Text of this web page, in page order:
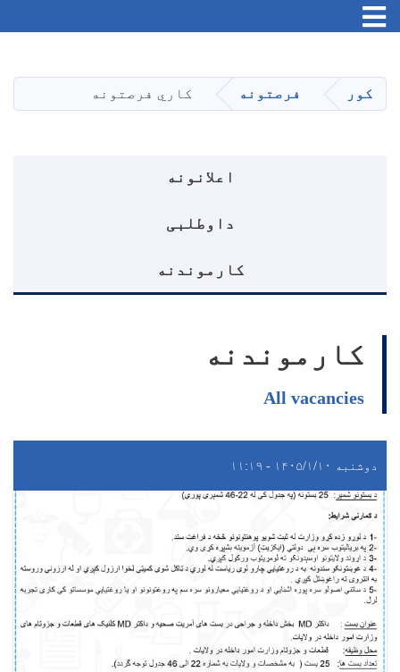
دانګل
Toggle navigation
کور فرصتونه کاري فرصتونه
اعلانونه
داوطلبی
کارموندنه
کارموندنه
All vacancies
دوشنبه ۱۴۰۵/۱/۱۰ - ۱۱:۱۹